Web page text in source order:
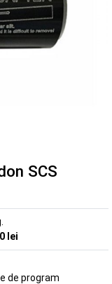
SCS
lei
de program